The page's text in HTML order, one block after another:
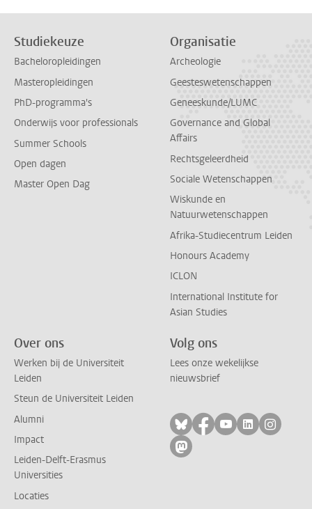
Studiekeuze
Bacheloropleidingen
Masteropleidingen
PhD-programma's
Onderwijs voor professionals
Summer Schools
Open dagen
Master Open Dag
Organisatie
Archeologie
Geesteswetenschappen
Geneeskunde/LUMC
Governance and Global
Affairs
Rechtsgeleerdheid
Sociale Wetenschappen
Wiskunde en
Natuurwetenschappen
Afrika-Studiecentrum Leiden
Honours Academy
ICLON
International Institute for
Asian Studies
Over ons
Werken bij de Universiteit
Leiden
Steun de Universiteit Leiden
Alumni
Impact
Leiden-Delft-Erasmus
Universities
Locaties
Volg ons
Lees onze wekelijkse
nieuwsbrief
Volg ons op bluesky
Volg ons op
Volg ons op
Volg ons
Volg
Volg ons op mastodon